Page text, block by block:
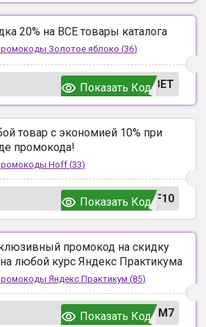
20% на ВСЕ товары каталога
Золотое яблоко (36)
ВЕТ
Показать Код
товар с экономией 10% при
промокода!
Hoff (33)
F10
Показать Код
промокод на скидку
любой курс Яндекс Практикума
Яндекс Практикум (85)
UM7
Показать Код